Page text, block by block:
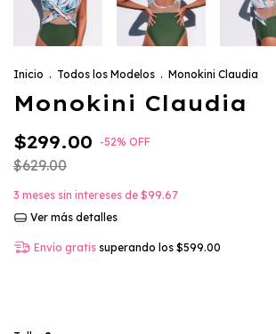
Inicio . Todos los Modelos . Monokini Claudia
Monokini Claudia
$299.00 -52% OFF
$629.00
3 meses sin intereses de $99.67
Ver más detalles
Envío gratis superando los $599.00